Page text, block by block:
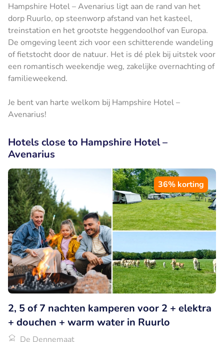
Hampshire Hotel – Avenarius ligt aan de rand van het
dorp Ruurlo, op steenworp afstand van het kasteel,
treinstation en het grootste heggendoolhof van Europa.
De omgeving leent zich voor een schitterende wandeling
of fietstocht door de natuur. Het is dé plek bij uitstek voor
een romantisch weekendje weg, zakelijke overnachting of
familieweekend.
Je bent van harte welkom bij Hampshire Hotel –
Avenarius!
Hotels close to Hampshire Hotel –
Avenarius
36% korting
2, 5 of 7 nachten kamperen voor 2 + elektra
+ douchen + warm water in Ruurlo
De Dennemaat